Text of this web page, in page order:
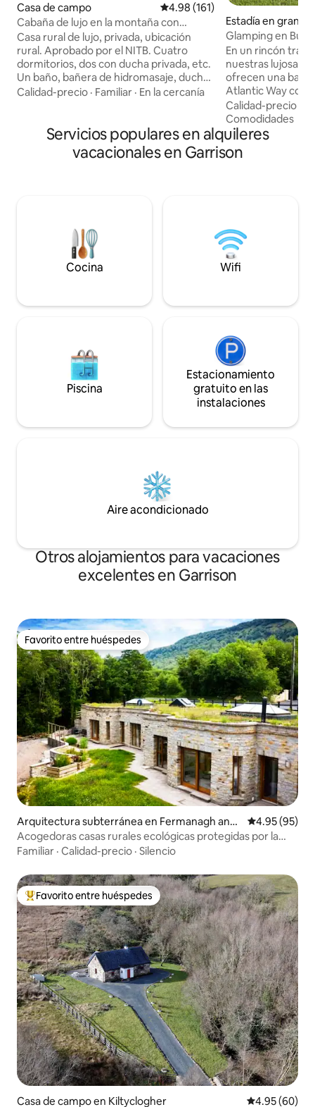
Casa de campo Calificación promedio: 4.98 de
4.98 (161)
Cabaña de lujo en la montaña con
jacuzzi, sauna, karts y wifi
Casa rural de lujo, privada, ubicación
rural. Aprobado por el NITB. Cuatro
dormitorios, dos con ducha privada, etc.
Un baño, bañera de hidromasaje, ducha,
dormitorio en la planta baja, cuarto de
uso exclusivo de los huéspedes. Go-
karts para niños, juguetes, libros, etc.
Televisor inteligente de 64 pulgadas en
Limpiadores profesionales empleados.
Calidad-precio · Familiar · En la cercanía
Estadía en granja
an
Glamping en
En un rincón
nuestras lujosas
ofrecen una base
Atlantic Way con
de Tullan Strand.
encuentra en
para que los
Donegal, Sligo y
disfrutar de
granja de
y perros/gatos en
Calidad-precio
Comodidades
Servicios populares en alquileres
vacacionales en Garrison
Cocina Wifi
Piscina
Estacionamiento
gratuito en las
instalaciones
Aire acondicionado
Otros alojamientos para vacaciones
excelentes en Garrison
Favorito entre huéspedes
Favorito entre huéspedes
Arquitectura subterránea en Fermanagh and
Omagh
Calificación
4.95 (95)
Acogedoras casas rurales ecológicas protegidas por la
tierra
Familiar · Calidad-precio · Silencio
Favorito entre huéspedes preferido
Favorito entre huéspedes
Casa de campo en Kiltyclogher Calificación
4.95 (60)